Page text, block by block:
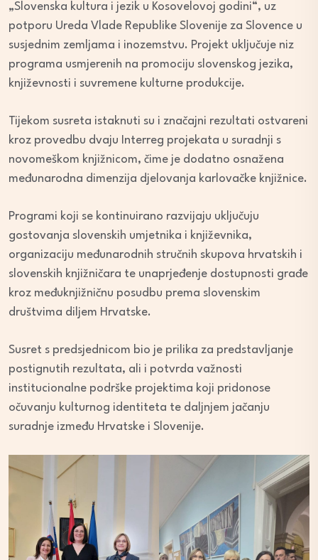
„Slovenska kultura i jezik u Kosovelovoj godini“, uz
potporu Ureda Vlade Republike Slovenije za Slovence u
susjednim zemljama i inozemstvu. Projekt uključuje niz
programa usmjerenih na promociju slovenskog jezika,
književnosti i suvremene kulturne produkcije.
Tijekom susreta istaknuti su i značajni rezultati ostvareni
kroz provedbu dvaju Interreg projekata u suradnji s
novomeškom knjižnicom, čime je dodatno osnažena
međunarodna dimenzija djelovanja karlovačke knjižnice.
Programi koji se kontinuirano razvijaju uključuju
gostovanja slovenskih umjetnika i književnika,
organizaciju međunarodnih stručnih skupova hrvatskih i
slovenskih knjižničara te unaprjeđenje dostupnosti građe
kroz međuknjižničnu posudbu prema slovenskim
društvima diljem Hrvatske.
Susret s predsjednicom bio je prilika za predstavljanje
postignutih rezultata, ali i potvrda važnosti
institucionalne podrške projektima koji pridonose
očuvanju kulturnog identiteta te daljnjem jačanju
suradnje između Hrvatske i Slovenije.